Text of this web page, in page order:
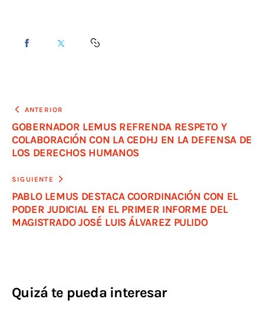
ANTERIOR
GOBERNADOR LEMUS REFRENDA RESPETO Y
COLABORACIÓN CON LA CEDHJ EN LA DEFENSA DE
LOS DERECHOS HUMANOS
SIGUIENTE
PABLO LEMUS DESTACA COORDINACIÓN CON EL
PODER JUDICIAL EN EL PRIMER INFORME DEL
MAGISTRADO JOSÉ LUIS ÁLVAREZ PULIDO
Quizá te pueda interesar